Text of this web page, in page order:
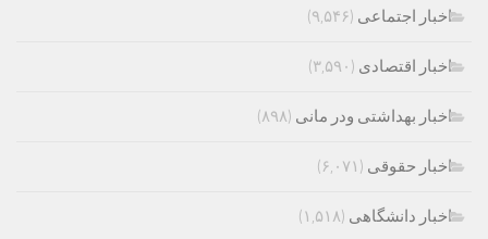
اخبار اجتماعی (۹,۵۴۶)
اخبار اقتصادی (۳,۵۹۰)
اخبار بهداشتی ودر مانی (۸۹۸)
اخبار حقوقی (۶,۰۷۱)
اخبار دانشگاهی (۱,۵۱۸)